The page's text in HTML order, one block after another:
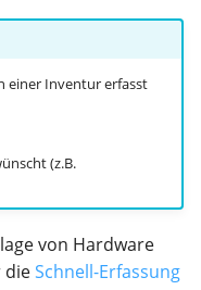
einer Inventur erfasst
(z.B.
von Hardware
dieSchnell-Erfassung